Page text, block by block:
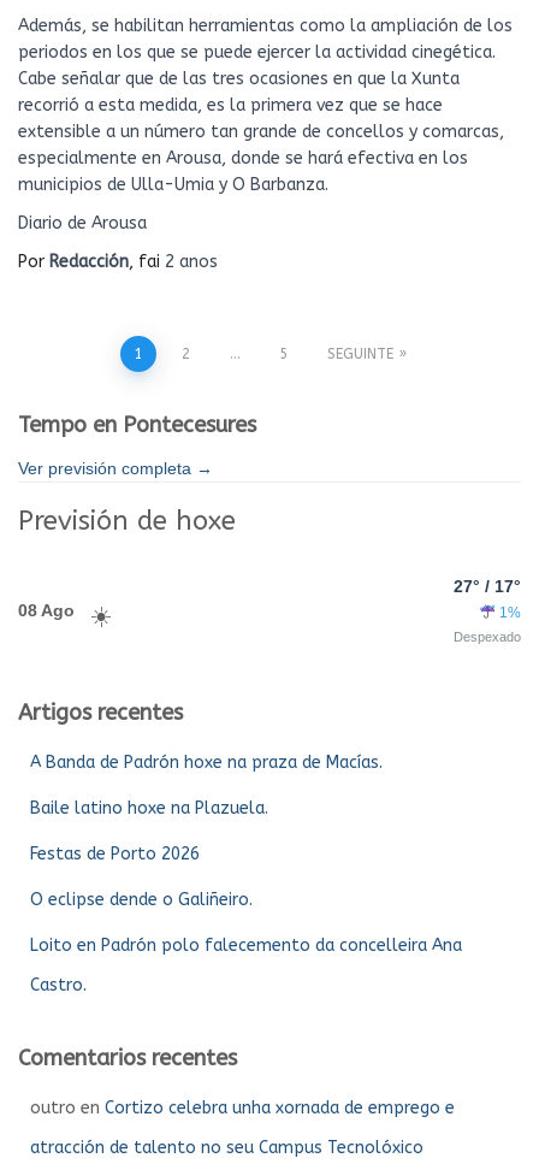
Además, se habilitan herramientas como la ampliación de los
periodos en los que se puede ejercer la actividad cinegética.
Cabe señalar que de las tres ocasiones en que la Xunta
recorrió a esta medida, es la primera vez que se hace
extensible a un número tan grande de concellos y comarcas,
especialmente en Arousa, donde se hará efectiva en los
municipios de Ulla-Umia y O Barbanza.
Diario de Arousa
Por Redacción, fai 2 anos
Paxinación
de
entradas
1 2 … 5 SEGUINTE
Tempo en Pontecesures
Ver previsión completa →
Previsión de hoxe
08 Ago
27° / 17°
1%
Despexado
Artigos recentes
A Banda de Padrón hoxe na praza de Macías.
Baile latino hoxe na Plazuela.
Festas de Porto 2026
O eclipse dende o Galiñeiro.
Loito en Padrón polo falecemento da concelleira Ana
Castro.
Comentarios recentes
outro en Cortizo celebra unha xornada de emprego e
atracción de talento no seu Campus Tecnolóxico